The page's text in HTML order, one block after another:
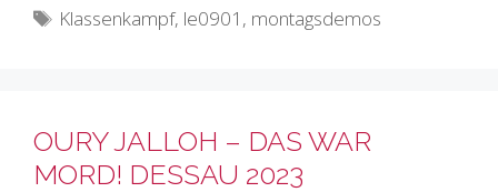
Schlagwörter
Klassenkampf, le0901 , montagsdemos
OURY JALLOH – DAS WAR
MORD! DESSAU 2023